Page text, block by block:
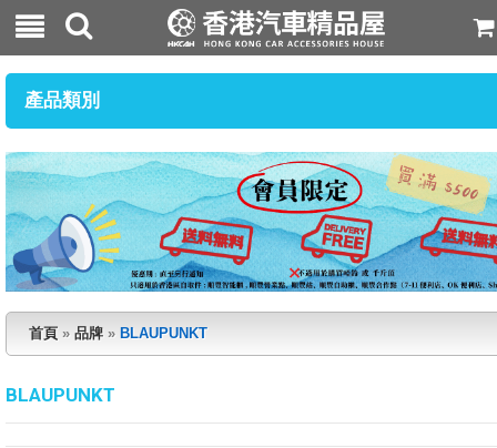
產品類別
首頁 » 品牌 » BLAUPUNKT
BLAUPUNKT